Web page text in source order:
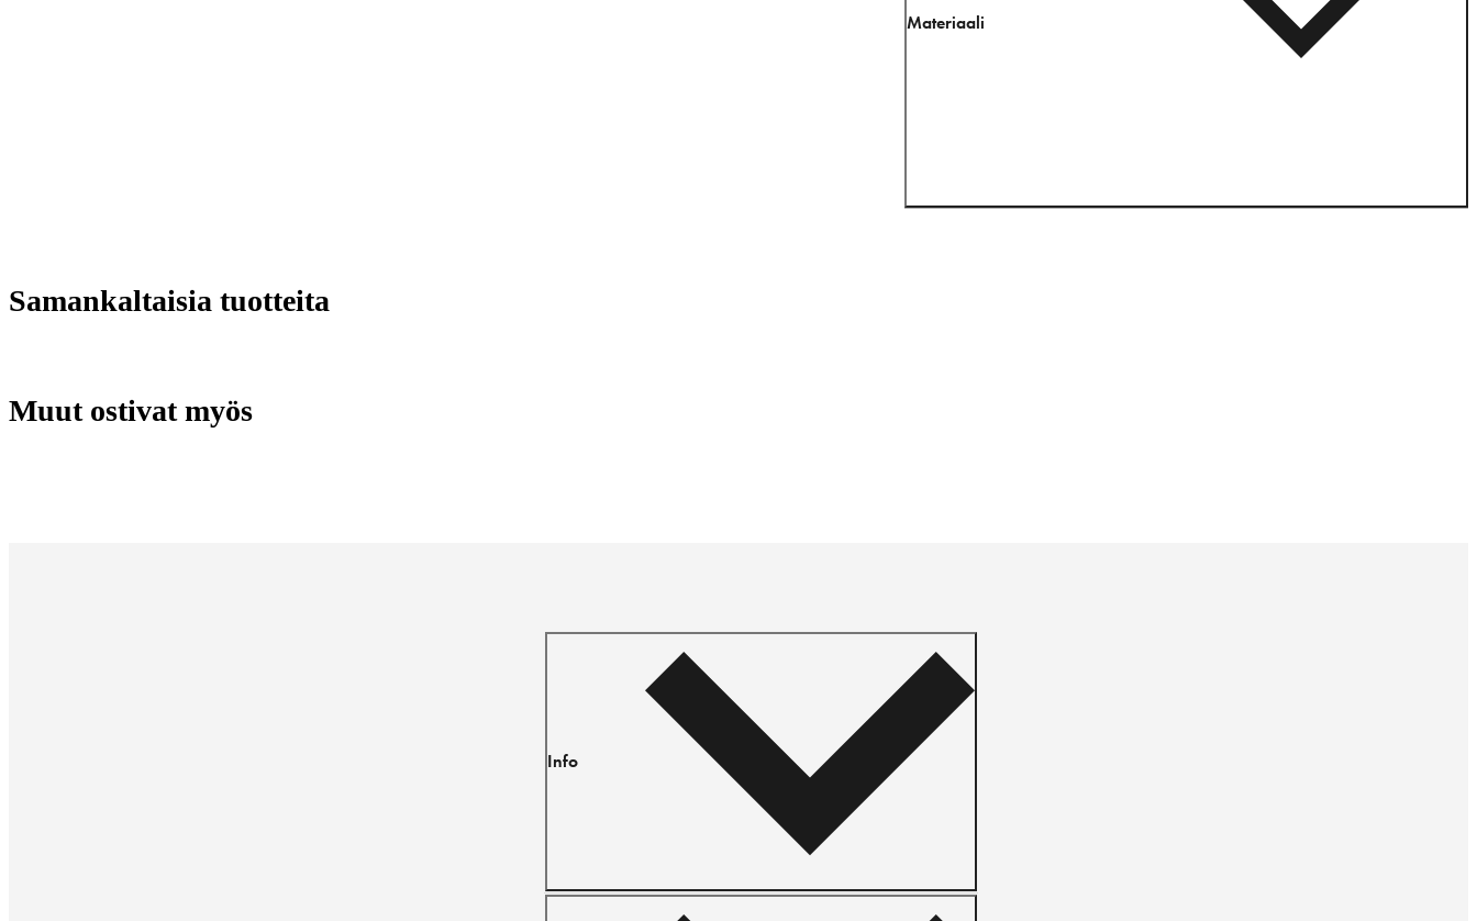
Materiaali
Samankaltaisia tuotteita
Muut ostivat myös
Info